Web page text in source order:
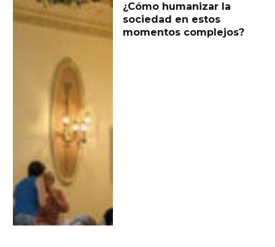
¿Cómo humanizar la
sociedad en estos
momentos complejos?